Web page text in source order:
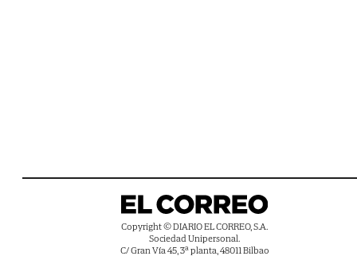
Copyright © DIARIO EL CORREO, S.A.
Sociedad Unipersonal.
C/ Gran Vía 45, 3ª planta, 48011 Bilbao